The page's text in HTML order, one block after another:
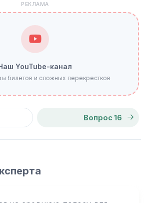
РЕКЛАМА
YouTube-канал
билетов и сложных перекрестков
Вопрос 16